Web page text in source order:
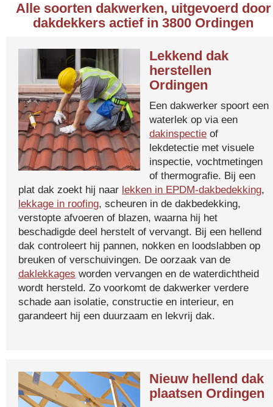
Alle soorten dakwerken, uitgevoerd door
dakdekkers actief in 3800 Ordingen
Lekkend dak
herstellen
Ordingen
Een dakwerker spoort een
waterlek op via een
dakinspectie of
lekdetectie met visuele
inspectie, vochtmetingen
of thermografie. Bij een
plat dak zoekt hij naar lekken in EPDM-dakbedekking,
lekkage in roofing, scheuren in de dakbedekking,
verstopte afvoeren of blazen, waarna hij het
beschadigde deel herstelt of vervangt. Bij een hellend
dak controleert hij pannen, nokken en loodslabben op
breuken of verschuivingen. De oorzaak van de
daklekkages worden vervangen en de waterdichtheid
wordt hersteld. Zo voorkomt de dakwerker verdere
schade aan isolatie, constructie en interieur, en
garandeert hij een duurzaam en lekvrij dak.
Nieuw hellend dak
plaatsen Ordingen